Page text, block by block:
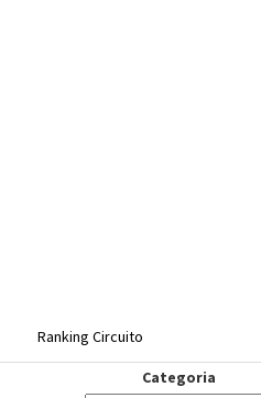
Ranking Circuito
Categoria